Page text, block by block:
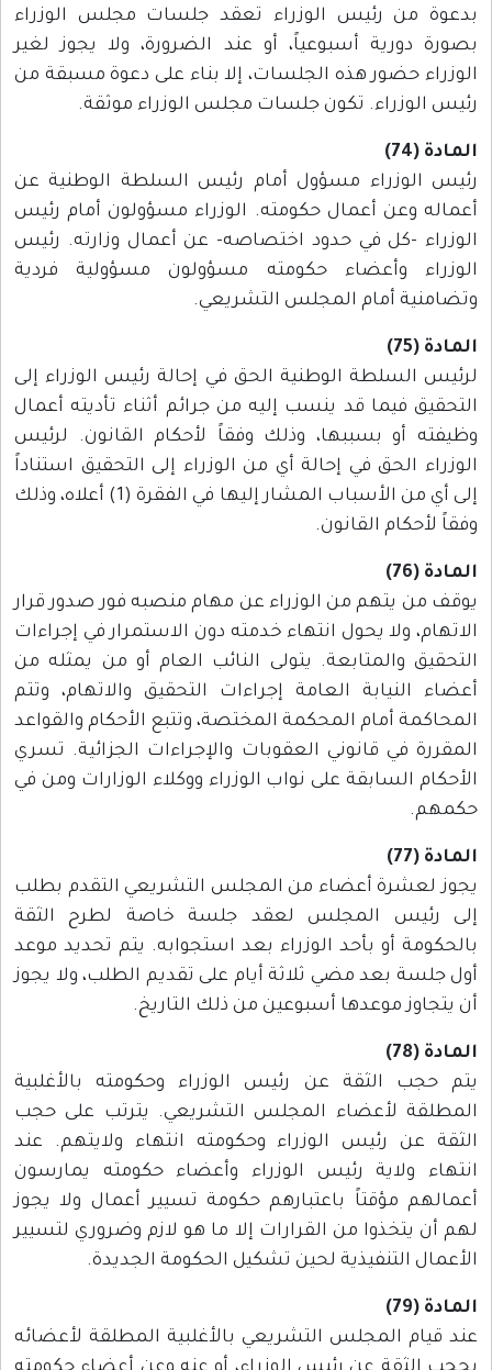
بدعوة من رئيس الوزراء تعقد جلسات مجلس الوزراء
بصورة دورية أسبوعياً، أو عند الضرورة، ولا يجوز لغير
الوزراء حضور هذه الجلسات، إلا بناء على دعوة مسبقة من
رئيس الوزراء. تكون جلسات مجلس الوزراء موثقة.
المادة (74)
رئيس الوزراء مسؤول أمام رئيس السلطة الوطنية عن
أعماله وعن أعمال حكومته. الوزراء مسؤولون أمام رئيس
الوزراء -كل في حدود اختصاصه- عن أعمال وزارته. رئيس
الوزراء وأعضاء حكومته مسؤولون مسؤولية فردية
وتضامنية أمام المجلس التشريعي.
المادة (75)
لرئيس السلطة الوطنية الحق في إحالة رئيس الوزراء إلى
التحقيق فيما قد ينسب إليه من جرائم أثناء تأديته أعمال
وظيفته أو بسببها، وذلك وفقاً لأحكام القانون. لرئيس
الوزراء الحق في إحالة أي من الوزراء إلى التحقيق استناداً
إلى أي من الأسباب المشار إليها في الفقرة (1) أعلاه، وذلك
وفقاً لأحكام القانون.
المادة (76)
يوقف من يتهم من الوزراء عن مهام منصبه فور صدور قرار
الاتهام، ولا يحول انتهاء خدمته دون الاستمرار في إجراءات
التحقيق والمتابعة. يتولى النائب العام أو من يمثله من
أعضاء النيابة العامة إجراءات التحقيق والاتهام، وتتم
المحاكمة أمام المحكمة المختصة، وتتبع الأحكام والقواعد
المقررة في قانوني العقوبات والإجراءات الجزائية. تسري
الأحكام السابقة على نواب الوزراء ووكلاء الوزارات ومن في
حكمهم.
المادة (77)
يجوز لعشرة أعضاء من المجلس التشريعي التقدم بطلب
إلى رئيس المجلس لعقد جلسة خاصة لطرح الثقة
بالحكومة أو بأحد الوزراء بعد استجوابه. يتم تحديد موعد
أول جلسة بعد مضي ثلاثة أيام على تقديم الطلب، ولا يجوز
أن يتجاوز موعدها أسبوعين من ذلك التاريخ.
المادة (78)
يتم حجب الثقة عن رئيس الوزراء وحكومته بالأغلبية
المطلقة لأعضاء المجلس التشريعي. يترتب على حجب
الثقة عن رئيس الوزراء وحكومته انتهاء ولايتهم. عند
انتهاء ولاية رئيس الوزراء وأعضاء حكومته يمارسون
أعمالهم مؤقتاً باعتبارهم حكومة تسيير أعمال ولا يجوز
لهم أن يتخذوا من القرارات إلا ما هو لازم وضروري لتسيير
الأعمال التنفيذية لحين تشكيل الحكومة الجديدة.
المادة (79)
عند قيام المجلس التشريعي بالأغلبية المطلقة لأعضائه